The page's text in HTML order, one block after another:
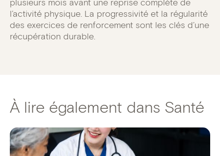
plusieurs mois avant une reprise complète de
l’activité physique. La progressivité et la régularité
des exercices de renforcement sont les clés d’une
récupération durable.
À lire également dans Santé